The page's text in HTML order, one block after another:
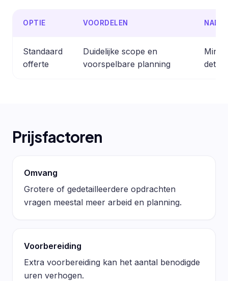
OPTIE VOORDELEN
Standaard
offerte
Duidelijke scope en
voorspelbare planning
Prijsfactoren
Omvang
Grotere of gedetailleerdere opdrachten
vragen meestal meer arbeid en planning.
Voorbereiding
Extra voorbereiding kan het aantal benodigde
uren verhogen.